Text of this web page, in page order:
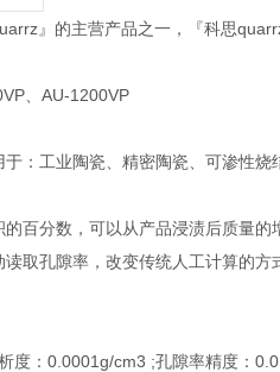
』的主营产品之一，『科思
、AU-1200VP
于：工业陶瓷、精密陶瓷、可渗性
百分数，可以从产品浸渍后质量
取孔隙率，改变传统人工计算的方
度：0.0001g/cm3 ;孔隙率精度：